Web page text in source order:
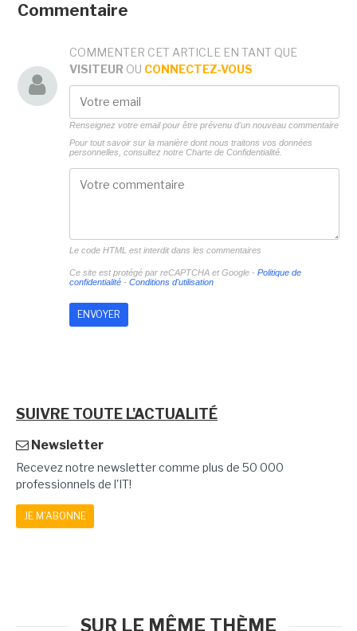
Commentaire
COMMENTER CET ARTICLE EN TANT QUE
VISITEUR OU CONNECTEZ-VOUS
Renseignez votre email pour être prévenu d'un nouveau commentaire
Pour tout savoir sur la manière dont nous traitons vos données
personnelles, consultez notre Charte de Confidentialité.
Le code HTML est interdit dans les commentaires
Ce site est protégé par reCAPTCHA et Google - Politique de
confidentialité- Conditions d'utilisation
SUIVRE TOUTE L'ACTUALITÉ
Newsletter
Recevez notre newsletter comme plus de 50 000
professionnels de l'IT!
JE M'ABONNE
SUR LE MÊME THÈME